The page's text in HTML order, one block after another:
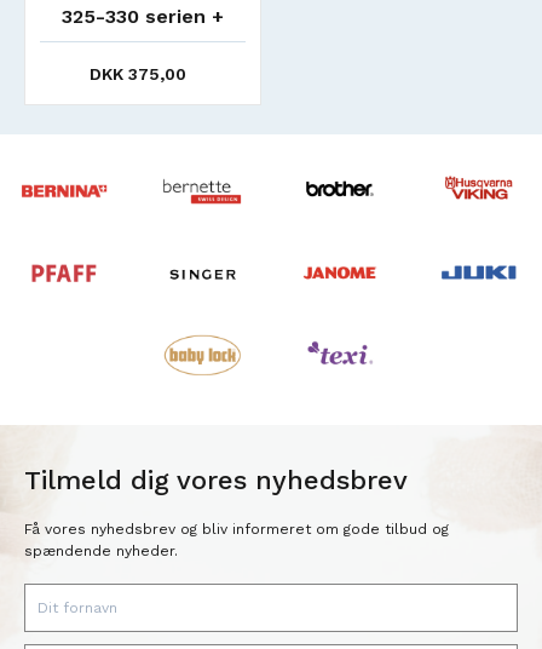
325-330 serien +
(210/125)
DKK 375,00
Tilmeld dig vores nyhedsbrev
Få vores nyhedsbrev og bliv informeret om gode tilbud og
spændende nyheder.